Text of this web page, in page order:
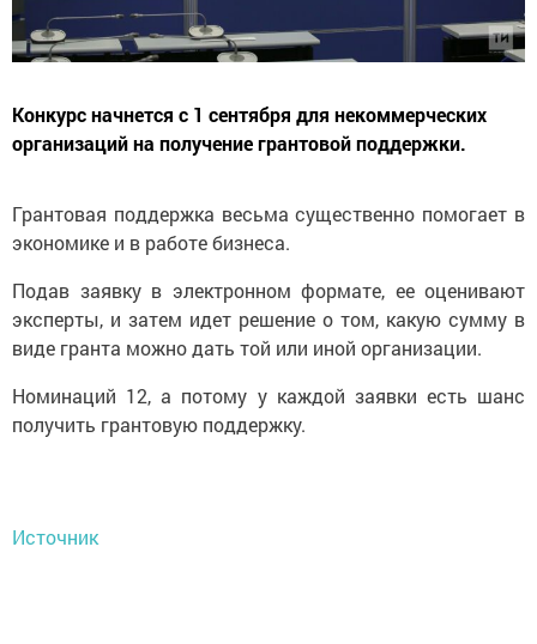
Конкурс начнется с 1 сентября для некоммерческих
организаций на получение грантовой поддержки.
Грантовая поддержка весьма существенно помогает в
экономике и в работе бизнеса.
Подав заявку в электронном формате, ее оценивают
эксперты, и затем идет решение о том, какую сумму в
виде гранта можно дать той или иной организации.
Номинаций 12, а потому у каждой заявки есть шанс
получить грантовую поддержку.
Источник